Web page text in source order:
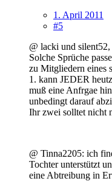
1. April 2011
#5
@ lacki und
Solche Sprüche
zu Mitgliedern eines
1. kann JEDER
muß eine Anfrgae
unbedingt darauf
Ihr zwei solltet nicht
@ Tinna2205: ich
Tochter unterstützt
eine Abtreibung in